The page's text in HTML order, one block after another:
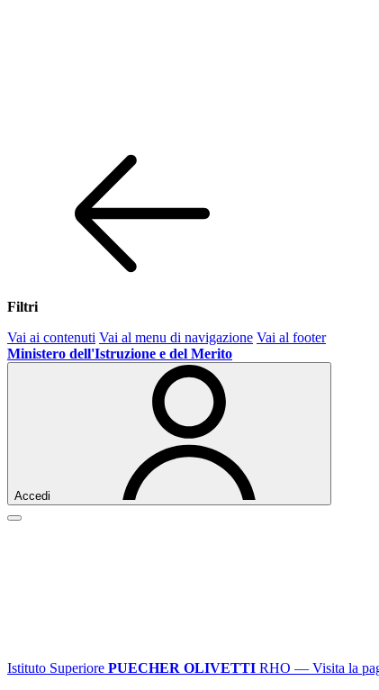
Filtri
Vai ai contenuti Vai al menu di navigazione Vai al footer
Ministero dell'Istruzione e del Merito
Accedi
Istituto Superiore PUECHER OLIVETTI RHO — Visita la